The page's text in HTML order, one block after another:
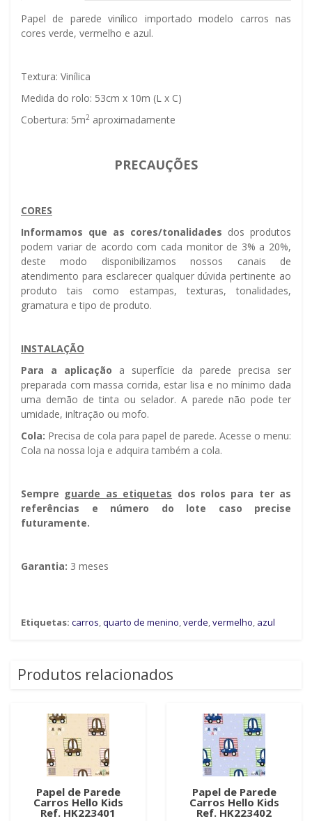
Papel de parede vinílico importado modelo carros nas
cores verde, vermelho e azul.
Textura: Vinílica
Medida do rolo: 53cm x 10m (L x C)
Cobertura: 5m2 aproximadamente
PRECAUÇÕES
CORES
Informamos que as cores/tonalidades dos produtos
podem variar de acordo com cada monitor de 3% a 20%,
deste modo disponibilizamos nossos canais de
atendimento para esclarecer qualquer dúvida pertinente ao
produto tais como estampas, texturas, tonalidades,
gramatura e tipo de produto.
INSTALAÇÃO
Para a aplicação a superfície da parede precisa ser
preparada com massa corrida, estar lisa e no mínimo dada
uma demão de tinta ou selador. A parede não pode ter
umidade, infiltração ou mofo.
Cola: Precisa de cola para papel de parede. Acesse o menu:
Cola na nossa loja e adquira também a cola.
Sempre guarde as etiquetas dos rolos para ter as
referências e número do lote caso precise
futuramente.
Garantia: 3 meses
Etiquetas: carros,quarto de menino,verde,vermelho, azul
Produtos relacionados
Papel de Parede
Carros Hello Kids
Ref. HK223401
Papel de Parede
Carros Hello Kids
Ref. HK223402